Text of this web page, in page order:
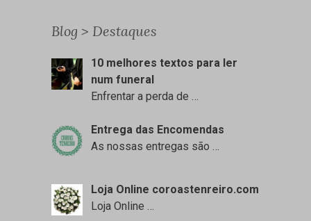
Blog > Destaques
10 melhores textos para ler
num funeral
Enfrentar a perda de
Entrega das Encomendas
As nossas entregas são
Loja Online coroastenreiro.com
Loja Online